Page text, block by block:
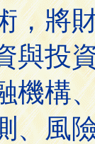
，將
與投
機構
、風